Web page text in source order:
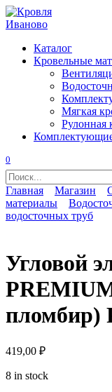
Перейти
к
Каталог
Кровельные
Мягкая
Рулонная
0
Search
for:
Главная Магазин
материалы
водосточных труб
Угловой
пломбир)
419,00 ₽
8 in stock